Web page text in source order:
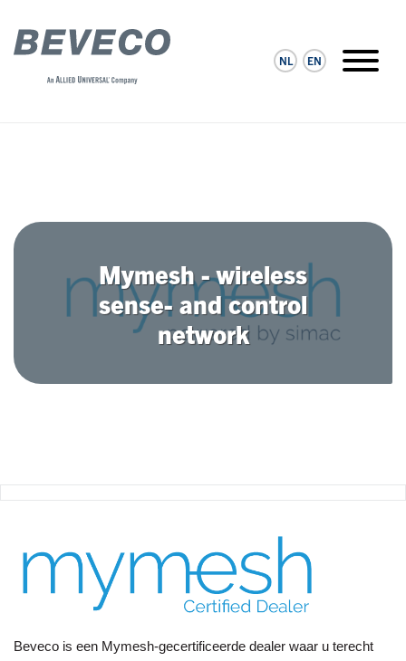
NL EN
Mymesh - wireless
sense- and control
network
Beveco is een Mymesh-gecertificeerde dealer waar u terecht